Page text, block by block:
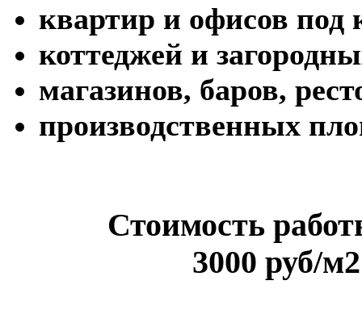
квартир и офисов под
коттеджей и
магазинов, баров,
производственных
Стоимость работы
3000 руб/